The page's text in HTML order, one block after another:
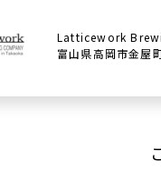
Latticework
富山県高岡市金屋